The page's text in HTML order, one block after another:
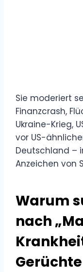
Sie moderiert
Finanzcrash,
Ukraine-Krieg,
vor US-
Deutschland –
Anzeichen von
Warum
nach
Gerüchte